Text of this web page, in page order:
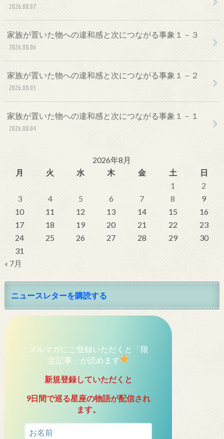
2026.08.07
家族が置いた物への違和感と次につながる事象１－３
2026.08.06
家族が置いた物への違和感と次につながる事象１－２
2026.08.05
家族が置いた物への違和感と次につながる事象１－１
2026.08.04
2026年8月
月
火 水 木 金 土
日
1
2
3
4 5 6 7 8
9
10
11 12 13 14 15
16
17
18 19 20 21 22
23
24
25 26 27 28 29
30
31
« 7月
ニュースレターを購読する
メルマガにご登録いただくと「限
定記事」が読めます
新規登録していただくと
9日間で巡る星座の物語が配信され
ます。